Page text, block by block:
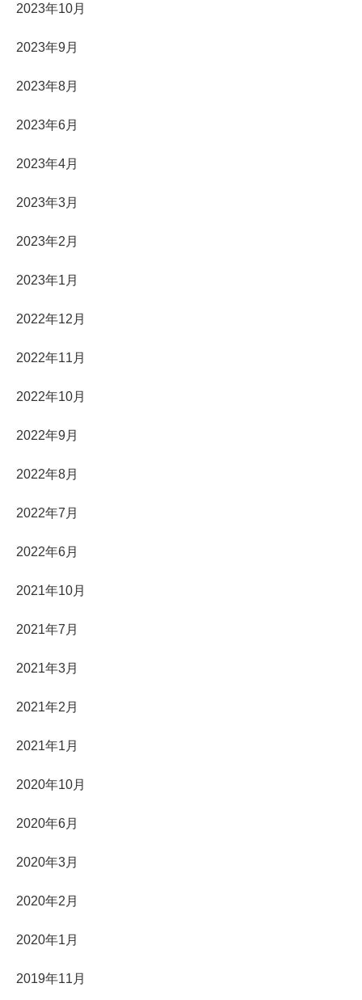
2023年10月
2023年9月
2023年8月
2023年6月
2023年4月
2023年3月
2023年2月
2023年1月
2022年12月
2022年11月
2022年10月
2022年9月
2022年8月
2022年7月
2022年6月
2021年10月
2021年7月
2021年3月
2021年2月
2021年1月
2020年10月
2020年6月
2020年3月
2020年2月
2020年1月
2019年11月